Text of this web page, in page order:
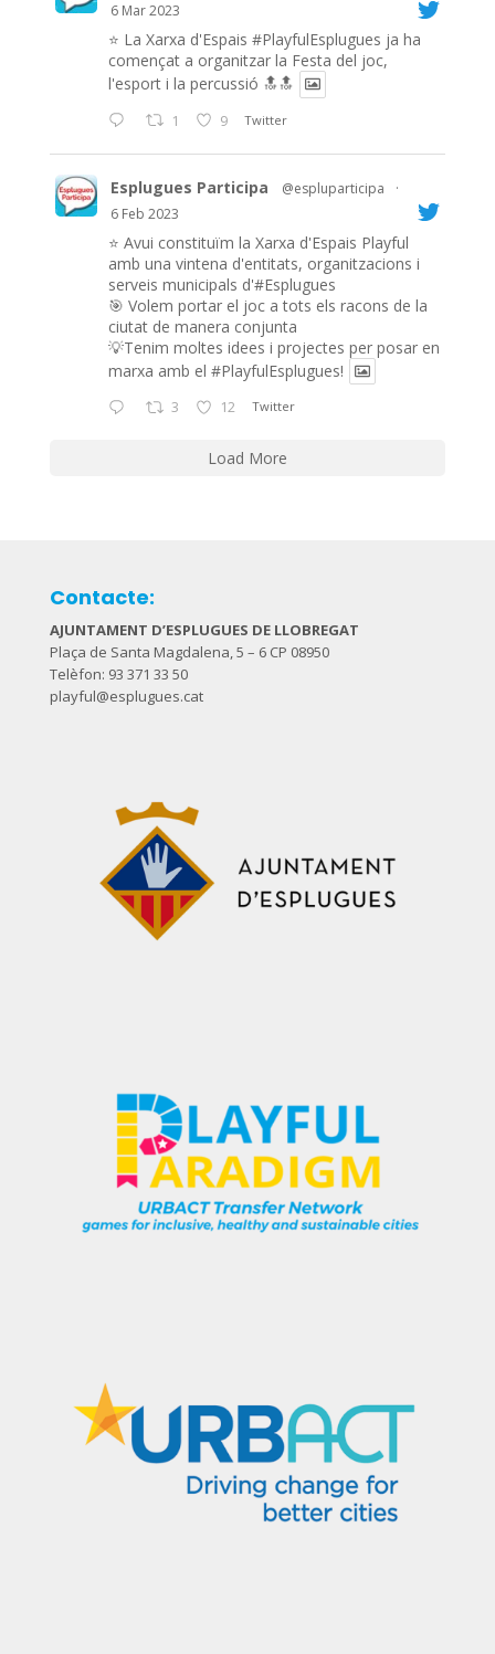
6 Mar 2023
⭐️ La Xarxa d'Espais #PlayfulEsplugues ja ha
començat a organitzar la Festa del joc,
l'esport i la percussió 🔝🔝
1 9 Twitter
Esplugues Participa @espluparticipa
·
6 Feb 2023
⭐️ Avui constituïm la Xarxa d'Espais Playful
amb una vintena d'entitats, organitzacions i
serveis municipals d'#Esplugues
🎯 Volem portar el joc a tots els racons de la
ciutat de manera conjunta
💡Tenim moltes idees i projectes per posar en
marxa amb el #PlayfulEsplugues!
3 12 Twitter
Load More
Contacte:
AJUNTAMENT D’ESPLUGUES DE LLOBREGAT
Plaça de Santa Magdalena, 5 – 6 CP 08950
Telèfon: 93 371 33 50
playful@esplugues.cat